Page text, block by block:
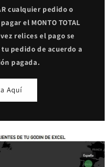
cualquier pedido o
el MONTO TOTAL
relices el pago se
pedido de acuerdo a
pagada.
Aquí